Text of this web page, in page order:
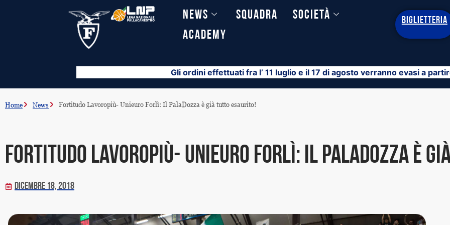
News Squadra
Società
Academy
BIGLIETTERIA
Gli ordini effettuati fra l’ 11 luglio e il 17 di agosto verranno evasi a
Home News Fortitudo Lavoropiù- Unieuro Forlì: Il PalaDozza è già tutto esaurito!
Fortitudo Lavoropiù- Unieuro Forlì: Il PalaDozza è
Dicembre 18, 2018